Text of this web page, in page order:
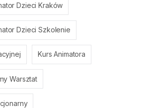
Dzieci Kraków
Dzieci Szkolenie
Kurs Animatora
Warsztat